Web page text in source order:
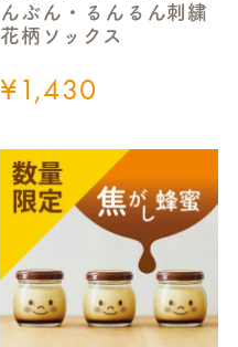
んぶん・るんるん刺繍
花柄ソックス
¥1,430